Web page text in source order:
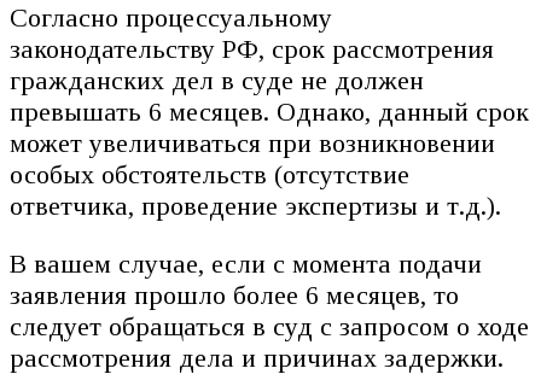
Согласно процессуальному
законодательству РФ, срок рассмотрения
гражданских дел в суде не должен
превышать 6 месяцев. Однако, данный срок
может увеличиваться при возникновении
особых обстоятельств (отсутствие
ответчика, проведение экспертизы и т.д.).
В вашем случае, если с момента подачи
заявления прошло более 6 месяцев, то
следует обращаться в суд с запросом о ходе
рассмотрения дела и причинах задержки.